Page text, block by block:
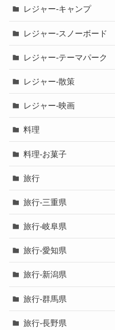
レジャー-キャンプ
レジャー-スノーボード
レジャー-テーマパーク
レジャー-散策
レジャー-映画
料理
料理-お菓子
旅行
旅行-三重県
旅行-岐阜県
旅行-愛知県
旅行-新潟県
旅行-群馬県
旅行-長野県